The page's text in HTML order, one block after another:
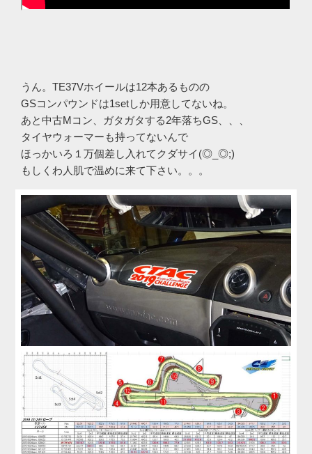
うん。TE37Vホイールは12本あるものの
GSコンパウンドは1setしか用意してないね。
あと中古Mコン、ガタガタする2年落ちGS、、、
タイヤウォーマーも持ってないんで
ほっかいろ１万個差し入れてクダサイ(◎_◎;)
もしくわ人肌で温めに来て下さい。。。